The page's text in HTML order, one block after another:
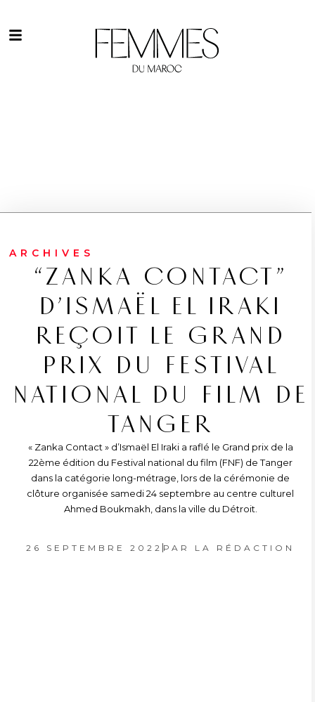
ARCHIVES
“ZANKA CONTACT”
D’ISMAËL EL IRAKI
REÇOIT LE GRAND
PRIX DU FESTIVAL
NATIONAL DU FILM DE
TANGER
« Zanka Contact » d’Ismaël El Iraki a raflé le Grand prix de la
22ème édition du Festival national du film (FNF) de Tanger
dans la catégorie long-métrage, lors de la cérémonie de
clôture organisée samedi 24 septembre au centre culturel
Ahmed Boukmakh, dans la ville du Détroit.
26 SEPTEMBRE 2022 PAR LA RÉDACTION